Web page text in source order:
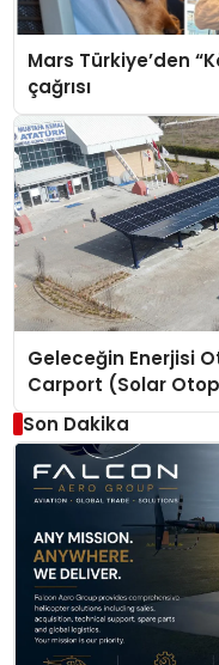
Mars Türkiye’den
çağrısı
Geleceğin Enerjisi
Carport (Solar
Son Dakika